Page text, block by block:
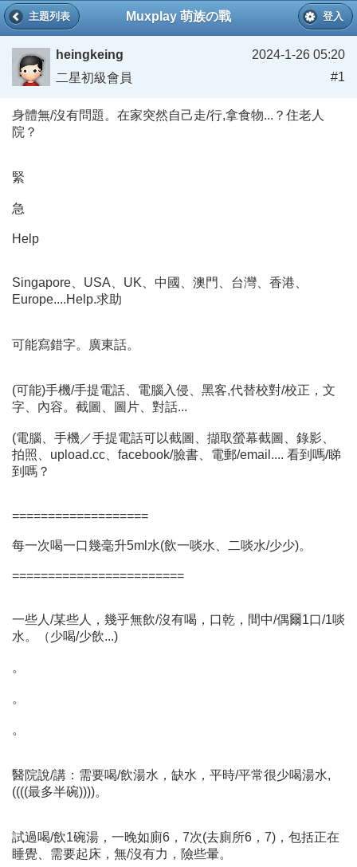
Muxplay 萌族の戰
主題列表 登入
heingkeing
二星初級會員
2024-1-26 05:20
#1
身體無/沒有問題。在家突然自己走/行,拿食物...？住老人
院？
緊
急
Help
Singapore、USA、UK、中國、澳門、台灣、香港、
Europe....Help.求助
可能寫錯字。廣東話。
(可能)手機/手提電話、電腦入侵、黑客,代替校對/校正，文
字、內容。截圖、圖片、對話...
(電腦、手機／手提電話可以截圖、擷取螢幕截圖、錄影、
拍照、upload.cc、facebook/臉書、電郵/email.... 看到嗎/睇
到嗎？
===================
每一次喝一口幾毫升5ml水(飲一啖水、二啖水/少少)。
========================
一些人/某些人，幾乎無飲/沒有喝，口乾，間中/偶爾1口/1啖
水。（少喝/少飲...)
。
。
。
醫院說/講：需要喝/飲湯水，缺水，平時/平常很少喝湯水,
((((最多半碗))))。
試過喝/飲1碗湯，一晚如廁6，7次(去廁所6，7)，包括正在
睡覺、需要起床，無/沒有力，險些暈。